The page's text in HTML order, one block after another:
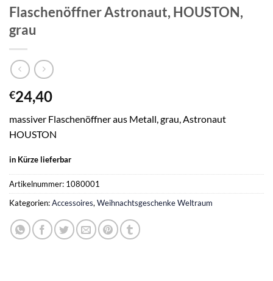
Flaschenöffner Astronaut, HOUSTON,
grau
€24,40
massiver Flaschenöffner aus Metall, grau, Astronaut
HOUSTON
in Kürze lieferbar
Artikelnummer: 1080001
Kategorien:Accessoires, Weihnachtsgeschenke Weltraum